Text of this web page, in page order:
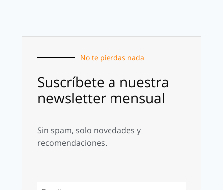
No te pierdas nada
Suscríbete a nuestra
newsletter mensual
Sin spam, solo novedades y
recomendaciones.